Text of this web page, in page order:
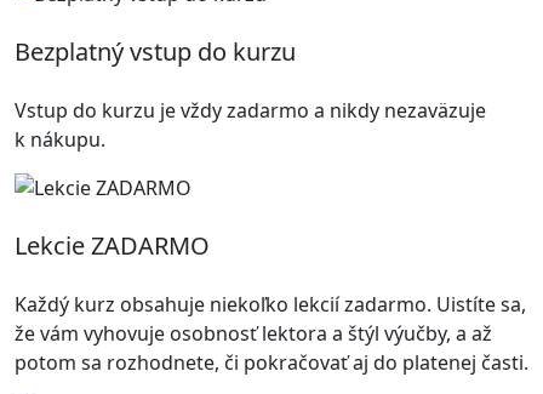
Bezplatný vstup do kurzu
Vstup do kurzu je vždy zadarmo a nikdy nezaväzuje
k nákupu.
Lekcie ZADARMO
Každý kurz obsahuje niekoľko lekcií zadarmo. Uistíte sa,
že vám vyhovuje osobnosť lektora a štýl výučby, a až
potom sa rozhodnete, či pokračovať aj do platenej časti.